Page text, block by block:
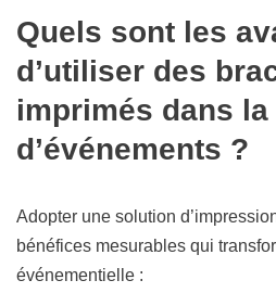
Quels sont les
d’utiliser des
imprimés dans
d’événements ?
Adopter une solution
bénéfices mesurables qui
événementielle :